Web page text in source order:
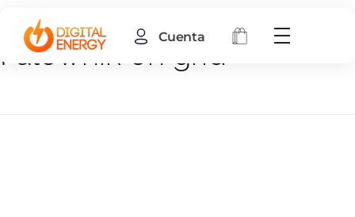
Cuenta
Falownik on grid